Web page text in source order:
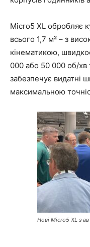
Micro5 XL обробляє
всього 1,7 м² – з
кінематикою,
000 або 50 000 об/
забезпечує видатні
максимальною
Нові Micro5 XL з